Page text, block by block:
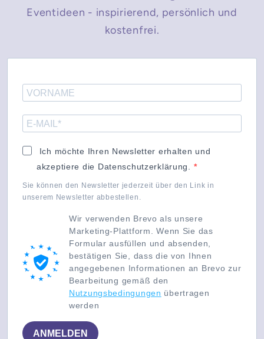
Eventideen - inspirierend, persönlich und
kostenfrei.
Ich möchte Ihren Newsletter erhalten und
akzeptiere die Datenschutzerklärung.
Sie können den Newsletter jederzeit über den Link in
unserem Newsletter abbestellen.
Wir verwenden Brevo als unsere
Marketing-Plattform. Wenn Sie das
Formular ausfüllen und absenden,
bestätigen Sie, dass die von Ihnen
angegebenen Informationen an Brevo zur
Bearbeitung gemäß den
Nutzungsbedingungen übertragen
werden
ANMELDEN